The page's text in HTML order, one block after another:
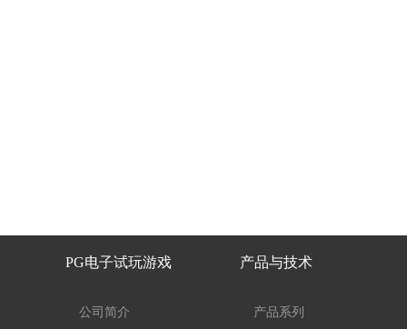
PG电子试玩游戏
公司简介
产品与技术
产品系列